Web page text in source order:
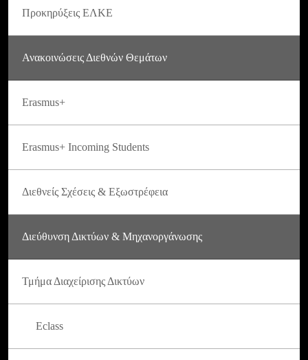
Προκηρύξεις ΕΛΚΕ
Ανακοινώσεις Διεθνών Θεμάτων
Erasmus+
Erasmus+ Incoming Students
Διεθνείς Σχέσεις & Εξωστρέφεια
Διεύθυνση Δικτύων & Μηχανοργάνωσης
Τμήμα Διαχείρισης Δικτύων
Eclass